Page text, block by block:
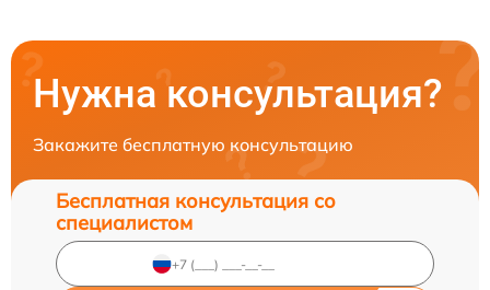
Нужна консультация?
Закажите бесплатную консультацию
Бесплатная консультация со
специалистом